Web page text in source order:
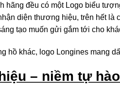
hãng đều có một Logo biểu
diện thương hiệu, trên hết
tạo muốn gửi gắm tới cho
hồ khác, logo Longines mang
– niềm tự